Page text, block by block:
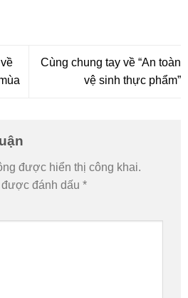
Cùng chung tay về “An toàn
vệ sinh thực phẩm”
được hiển thị công khai.
đánh dấu *